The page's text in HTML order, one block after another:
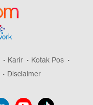
Karir
Kotak Pos
Disclaimer